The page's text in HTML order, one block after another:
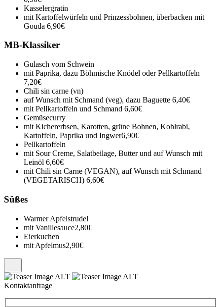
Kasselergratin
mit Kartoffelwürfeln und Prinzessbohnen, überbacken mit
Gouda 6,90€
MB-Klassiker
Gulasch vom Schwein
mit Paprika, dazu Böhmische Knödel oder Pellkartoffeln
7,20€
Chili sin carne (vn)
auf Wunsch mit Schmand (veg), dazu Baguette 6,40€
mit Pellkartoffeln und Schmand 6,60€
Gemüsecurry
mit Kichererbsen, Karotten, grüne Bohnen, Kohlrabi,
Kartoffeln, Paprika und Ingwer6,90€
Pellkartoffeln
mit Sour Creme, Salatbeilage, Butter und auf Wunsch mit
Leinöl 6,60€
mit Chili sin Carne (VEGAN), auf Wunsch mit Schmand
(VEGETARISCH) 6,60€
Süßes
Warmer Apfelstrudel
mit Vanillesauce2,80€
Eierkuchen
mit Apfelmus2,90€
Kontaktanfrage